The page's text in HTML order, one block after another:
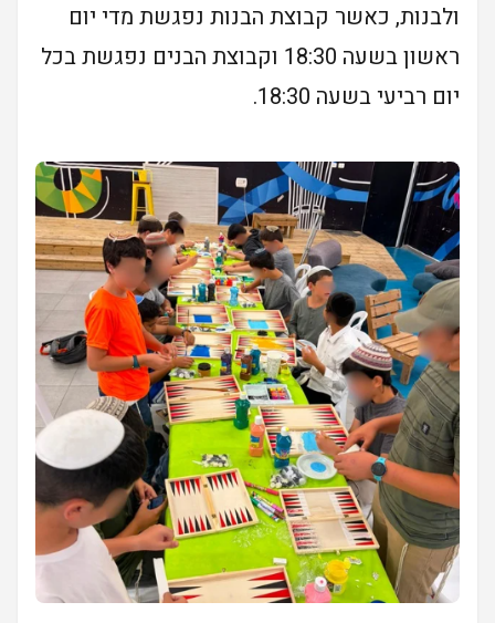
ולבנות, כאשר קבוצת הבנות נפגשת מדי יום
ראשון בשעה 18:30 וקבוצת הבנים נפגשת בכל
יום רביעי בשעה 18:30.